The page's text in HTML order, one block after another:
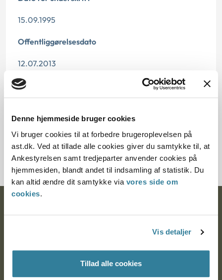
Denne hjemmeside bruger cookies
Vi bruger cookies til at forbedre brugeroplevelsen på
ast.dk. Ved at tillade alle cookies giver du samtykke til, at
Ankestyrelsen samt tredjeparter anvender cookies på
hjemmesiden, blandt andet til indsamling af statistik. Du
kan altid ændre dit samtykke via vores side om
cookies.
Vis detaljer
Tillad alle cookies
15.09.1995
Offentliggørelsesdato
12.07.2013
Paragraf
20958-95
Nytorv 7, 2. sal